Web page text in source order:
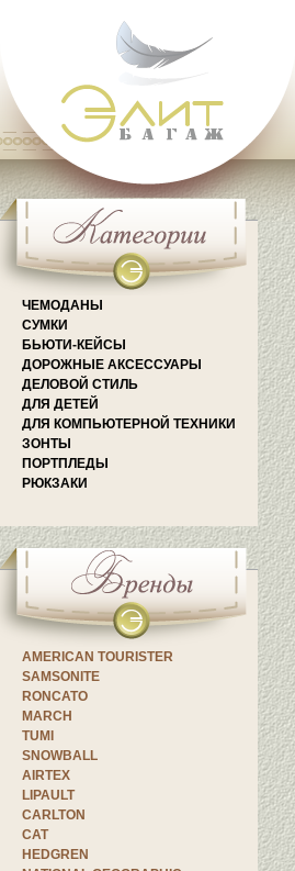
ЧЕМОДАНЫ
СУМКИ
БЬЮТИ-КЕЙСЫ
ДОРОЖНЫЕ АКСЕССУАРЫ
ДЕЛОВОЙ СТИЛЬ
ДЛЯ ДЕТЕЙ
ДЛЯ КОМПЬЮТЕРНОЙ ТЕХНИКИ
ЗОНТЫ
ПОРТПЛЕДЫ
РЮКЗАКИ
AMERICAN TOURISTER
SAMSONITE
RONCATO
MARCH
TUMI
SNOWBALL
AIRTEX
LIPAULT
CARLTON
CAT
HEDGREN